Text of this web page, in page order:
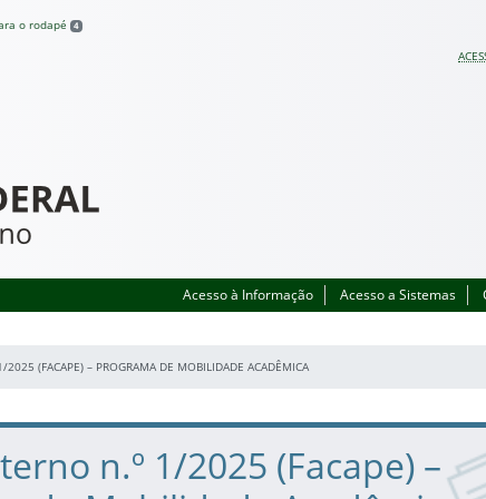
o rodapé 4
Acesso à Informação Acesso a Sistemas
2025 (FACAPE) – PROGRAMA DE MOBILIDADE ACADÊMICA
n.º 1/2025 (Facape) –